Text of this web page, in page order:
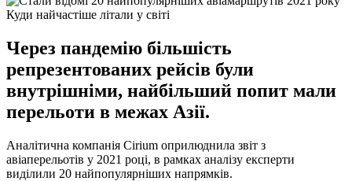
Куди найчастіше літали у світі
Через пандемію більшість
репрезентованих рейсів були
внутрішніми, найбільший попит мали
перельоти в межах Азії.
Аналітична компанія Cirium оприлюднила звіт з
авіаперельотів у 2021 році, в рамках аналізу експерти
виділили 20 найпопулярніших напрямків.